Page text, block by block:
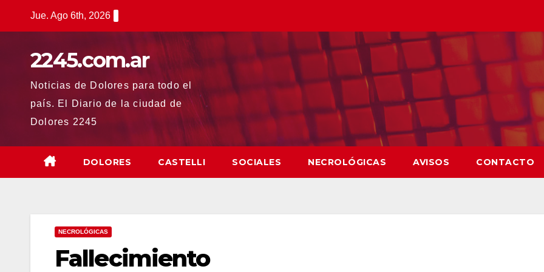
Jue. Ago 6th, 2026
2245.com.ar
Noticias de Dolores para todo el
país. El Diario de la ciudad de
Dolores 2245
DOLORES CASTELLI SOCIALES NECROLÓGICAS AVISOS CONTACTO
NECROLÓGICAS
Fallecimiento